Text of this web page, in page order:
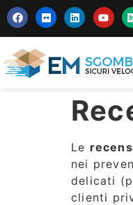
Le
nei
delicati
clienti